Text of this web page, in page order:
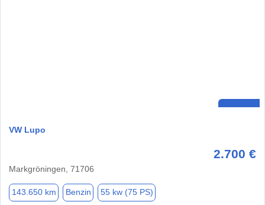
VW Lupo
2.700 €
Markgröningen, 71706
143.650 km Benzin 55 kw (75 PS)